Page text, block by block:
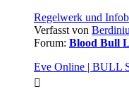
Regelwerk und
Verfasst von
Forum: Blood Bull
Eve Online | BULL